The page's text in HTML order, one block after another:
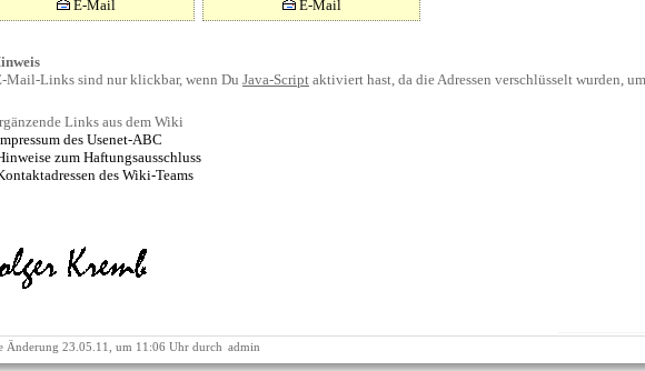
E-Mail
E-Mail
Mail-Links sind nur klickbar, wenn Du Java-Script aktiviert hast, da die Adressen verschlüsselt wurden,
Links aus dem Wiki
des Usenet-ABC
zum Haftungsausschluss
des Wiki-Teams
Änderung 23.05.11, um 11:06 Uhr durch admin